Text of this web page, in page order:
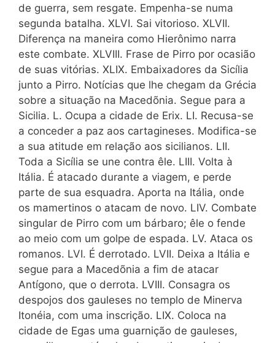
de guerra, sem resgate. Empenha-se numa
segunda batalha. XLVI. Sai vitorioso. XLVII.
Diferença na maneira como Hierônimo narra
este combate. XLVIII. Frase de Pirro por ocasião
de suas vitórias. XLIX. Embaixadores da Sicília
junto a Pirro. Notícias que lhe chegam da Grécia
sobre a situação na Macedõnia. Segue para a
Sicilia. L. Ocupa a cidade de Erix. LI. Recusa-se
a conceder a paz aos cartagineses. Modifica-se
a sua atitude em relação aos sicilianos. LII.
Toda a Sicília se une contra êle. LIII. Volta à
Itália. É atacado durante a viagem, e perde
parte de sua esquadra. Aporta na Itália, onde
os mamertinos o atacam de novo. LIV. Combate
singular de Pirro com um bárbaro; êle o fende
ao meio com um golpe de espada. LV. Ataca os
romanos. LVI. É derrotado. LVII. Deixa a Itália e
segue para a Macedõnia a fim de atacar
Antígono, que o derrota. LVIII. Consagra os
despojos dos gauleses no templo de Minerva
Itonéia, com uma inscrição. LIX. Coloca na
cidade de Egas uma guarnição de gauleses,